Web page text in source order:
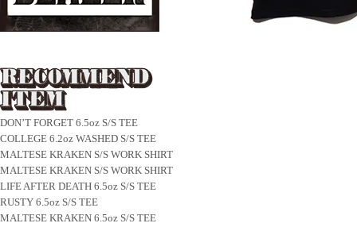
DON’T FORGET 6.5oz S/S TEE
COLLEGE 6.2oz WASHED S/S TEE
MALTESE KRAKEN S/S WORK SHIRT
MALTESE KRAKEN S/S WORK SHIRT
LIFE AFTER DEATH 6.5oz S/S TEE
RUSTY 6.5oz S/S TEE
MALTESE KRAKEN 6.5oz S/S TEE